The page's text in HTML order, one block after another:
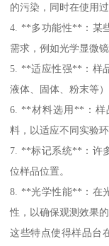
的污染，同时在使用
4. **多功能性**：某
需求，例如光学显微
5. **适应性强**：样
液体、固体、粉末等
6. **材料选用**：样
料，以适应不同实验环
7. **标记系统**：许
位样品位置。
8. **光学性能**：在
性，以确保观测效果的
这些特点使得样品台